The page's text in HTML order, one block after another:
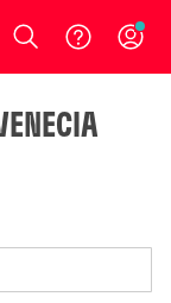
Login